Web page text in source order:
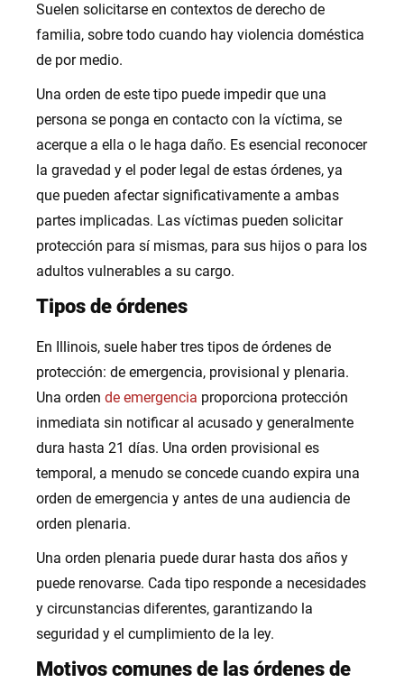
Suelen solicitarse en contextos de derecho de
familia, sobre todo cuando hay violencia doméstica
de por medio.
Una orden de este tipo puede impedir que una
persona se ponga en contacto con la víctima, se
acerque a ella o le haga daño. Es esencial reconocer
la gravedad y el poder legal de estas órdenes, ya
que pueden afectar significativamente a ambas
partes implicadas. Las víctimas pueden solicitar
protección para sí mismas, para sus hijos o para los
adultos vulnerables a su cargo.
Tipos de órdenes
En Illinois, suele haber tres tipos de órdenes de
protección: de emergencia, provisional y plenaria.
Una orden de emergencia proporciona protección
inmediata sin notificar al acusado y generalmente
dura hasta 21 días. Una orden provisional es
temporal, a menudo se concede cuando expira una
orden de emergencia y antes de una audiencia de
orden plenaria.
Una orden plenaria puede durar hasta dos años y
puede renovarse. Cada tipo responde a necesidades
y circunstancias diferentes, garantizando la
seguridad y el cumplimiento de la ley.
Motivos comunes de las órdenes de